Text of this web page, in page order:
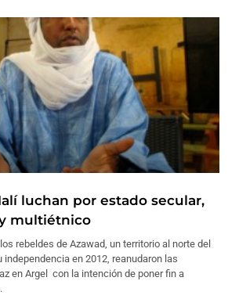
luchan por estado secular,
multiétnico
rebeldes de Azawad, un territorio al norte del
independencia en 2012, reanudaron las
en Argel con la intención de poner fin a